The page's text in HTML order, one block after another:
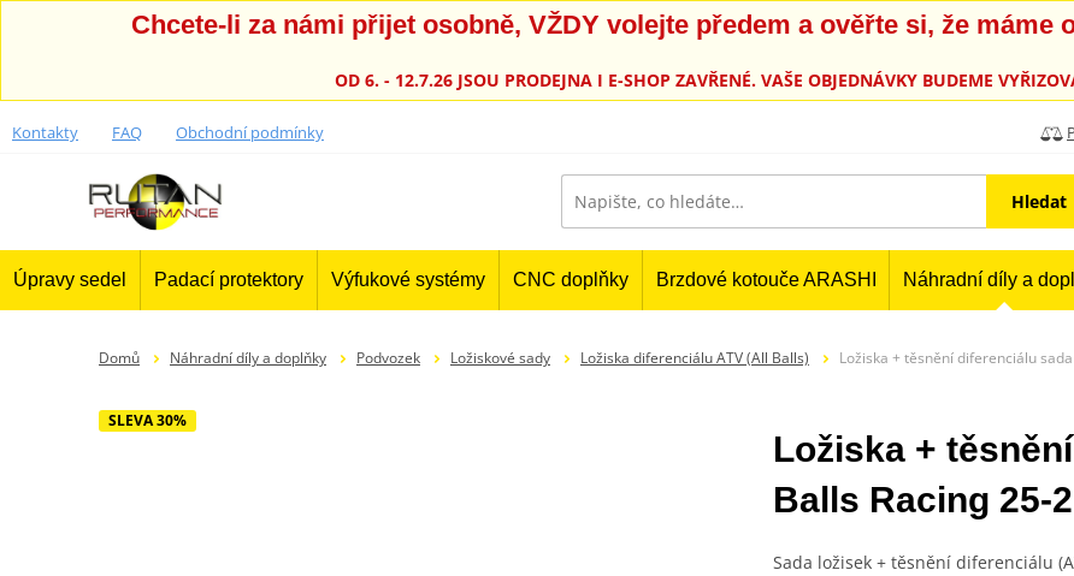
Chcete-li za námi přijet osobně, VŽDY volejte předem a ověřte si, že máme
OD 6. - 12.7.26 JSOU PRODEJNA I E-SHOP ZAVŘENÉ. VAŠE OBJEDNÁVKY BUDEME
Kontakty FAQ Obchodní podmínky
Hledat
Úpravy sedel Padací protektory Výfukové systémy CNC doplňky Brzdové kotouče ARASHI Náhradní díly a
Domů Náhradní díly a doplňky Podvozek Ložiskové sady Ložiska diferenciálu ATV (All Balls) Ložiska + těsnění diferenciálu
SLEVA 30%
Ložiska +
Balls Racing 25-
Sada ložisek + těsnění diferenciálu